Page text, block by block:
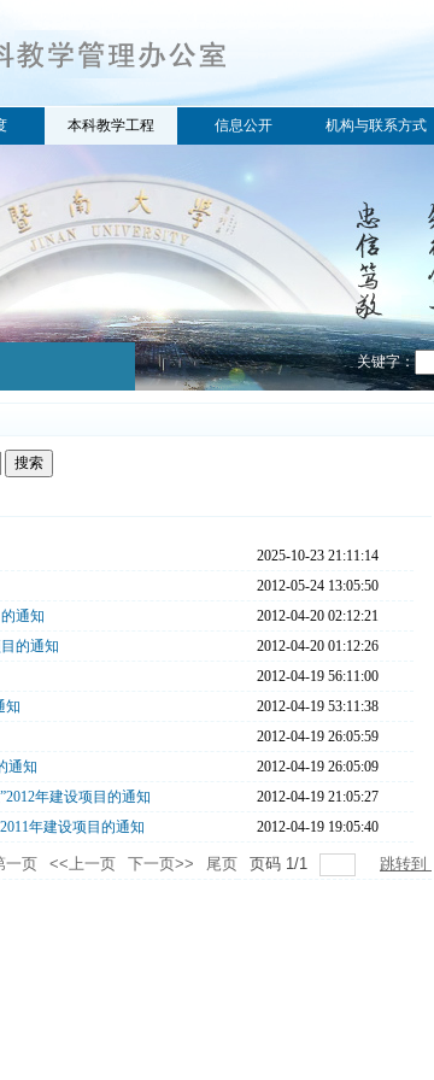
本科教学工程
学校文件
教育部文件
省文件
信息公开 机构与联系方式
关键字：
2025-10-23 21:11:14
2012-05-24 13:05:50
通知
2012-04-20 02:12:21
的通知
2012-04-20 01:12:26
2012-04-19 56:11:00
知
2012-04-19 53:11:38
2012-04-19 26:05:59
通知
2012-04-19 26:05:09
年建设项目的通知
2012-04-19 21:05:27
年建设项目的通知
2012-04-19 19:05:40
一页 <<上一页 下一页>> 尾页 页码 1/1 跳转到